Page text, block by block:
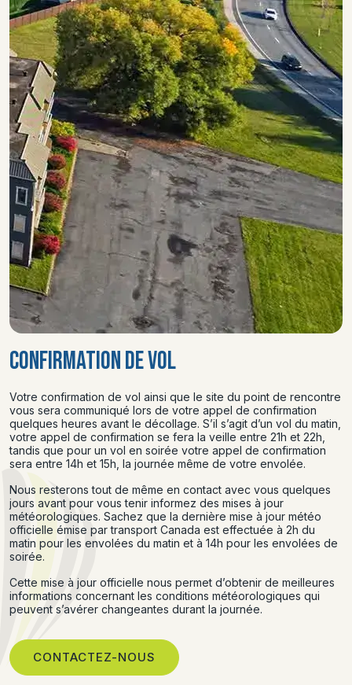
CONFIRMATION DE VOL
Votre confirmation de vol ainsi que le site du point de rencontre
vous sera communiqué lors de votre appel de confirmation
quelques heures avant le décollage. S’il s’agit d’un vol du matin,
votre appel de confirmation se fera la veille entre 21h et 22h,
tandis que pour un vol en soirée votre appel de confirmation
sera entre 14h et 15h, la journée même de votre envolée.
Nous resterons tout de même en contact avec vous quelques
jours avant pour vous tenir informez des mises à jour
météorologiques. Sachez que la dernière mise à jour météo
officielle émise par transport Canada est effectuée à 2h du
matin pour les envolées du matin et à 14h pour les envolées de
soirée.
Cette mise à jour officielle nous permet d’obtenir de meilleures
informations concernant les conditions météorologiques qui
peuvent s’avérer changeantes durant la journée.
CONTACTEZ-NOUS